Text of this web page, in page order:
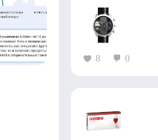
8 0